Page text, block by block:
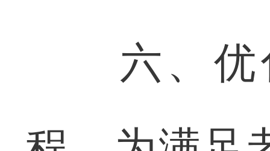
六、优化